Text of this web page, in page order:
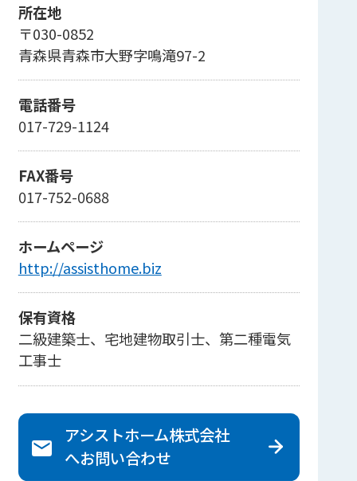
所在地
〒030-0852
青森県青森市大野字鳴滝97-2
電話番号
017-729-1124
FAX番号
017-752-0688
ホームページ
http://assisthome.biz
保有資格
二級建築士、宅地建物取引士、第二種電気
工事士
アシストホーム株式会社
へお問い合わせ